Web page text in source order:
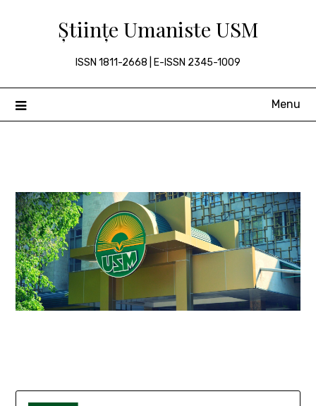
Științe Umaniste USM
ISSN 1811-2668 | E-ISSN 2345-1009
Menu